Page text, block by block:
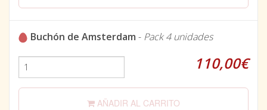
Buchón de Amsterdam - Pack 4 unidades
110,00€
AÑADIR AL CARRITO